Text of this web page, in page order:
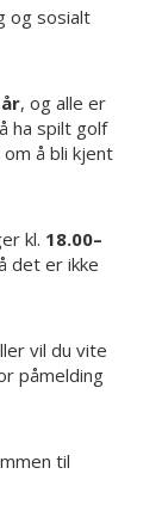
og sosialt
, og alle er
ha spilt golf
å bli kjent
kl. 18.00–
det er ikke
vil du vite
påmelding
til